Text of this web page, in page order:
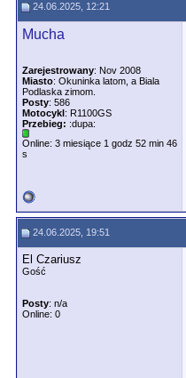
24.06.2025, 12:21
Mucha
Zarejestrowany: Nov 2008
Miasto: Okuninka latom, a Biala
Podlaska zimom.
Posty: 586
Motocykl: R1100GS
Przebieg: :dupa:
Online: 3 miesiące 1 godz 52 min 46
s
24.06.2025, 19:51
El Czariusz
Gość
Posty: n/a
Online: 0